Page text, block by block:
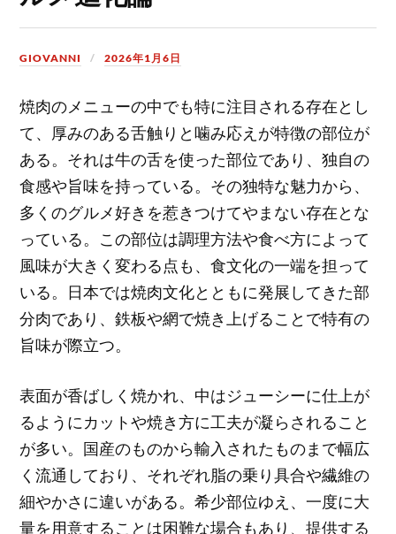
GIOVANNI 2026年1月6日
焼肉のメニューの中でも特に注目される存在とし
て、厚みのある舌触りと噛み応えが特徴の部位が
ある。 それは牛の舌を使った部位であり、独自の
食感や旨味を持っている。その独特な魅力から、
多くのグルメ好きを惹きつけてやまない存在とな
っている。この部位は調理方法や食べ方によって
風味が大きく変わる点も、食文化の一端を担って
いる。日本では焼肉文化とともに発展してきた部
分肉であり、鉄板や網で焼き上げることで特有の
旨味が際立つ。
表面が香ばしく焼かれ、中はジューシーに仕上が
るようにカットや焼き方に工夫が凝らされること
が多い。国産のものから輸入されたものまで幅広
く流通しており、それぞれ脂の乗り具合や繊維の
細やかさに違いがある。希少部位ゆえ、一度に大
量を用意することは困難な場合もあり、提供する